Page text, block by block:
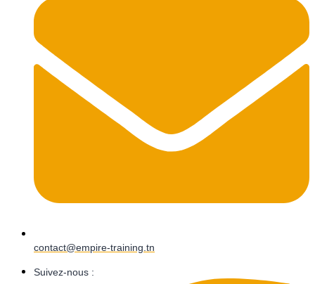
contact@empire-training.tn
Suivez-nous :